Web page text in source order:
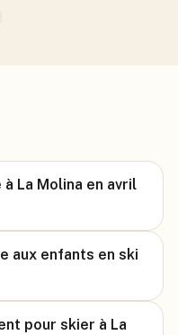
La Molina en avril
aux enfants en ski
pour skier à La